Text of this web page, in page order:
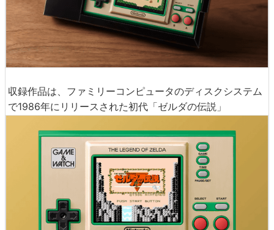
収録作品は、ファミリーコンピュータのディスクシステム
で1986年にリリースされた初代「ゼルダの伝説」